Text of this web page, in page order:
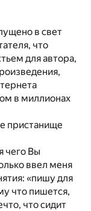
в свет
что
для автора,
в миллионах
пристанище
чего Вы
ввел меня
«пишу для
что пишется,
что сидит